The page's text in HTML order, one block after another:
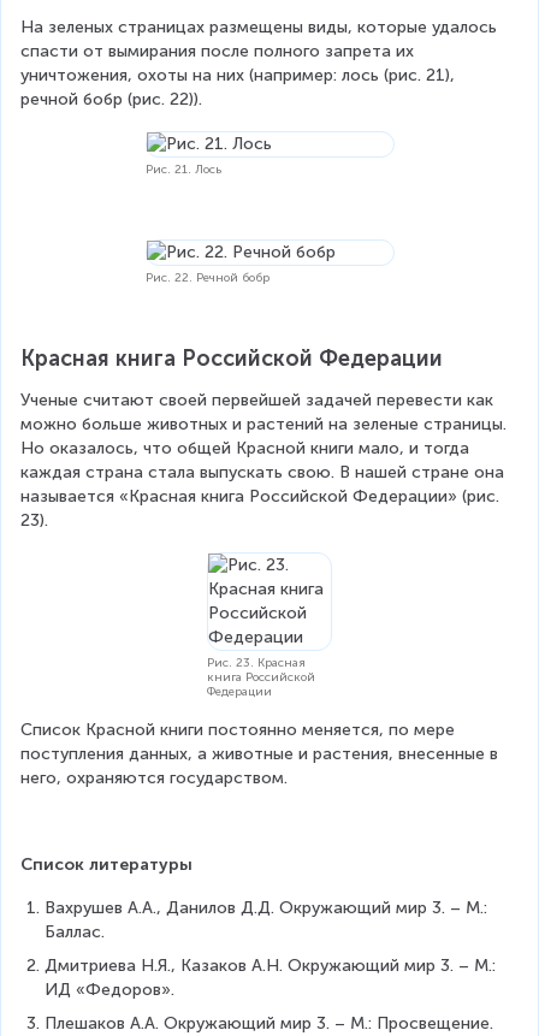
На зеленых страницах размещены виды, которые удалось
спасти от вымирания после полного запрета их
уничтожения, охоты на них (например: лось (рис. 21),
речной бобр (рис. 22)).
Рис. 21. Лось
Рис. 22. Речной бобр
Красная книга Российской Федерации
Ученые считают своей первейшей задачей перевести как
можно больше животных и растений на зеленые страницы.
Но оказалось, что общей Красной книги мало, и тогда
каждая страна стала выпускать свою. В нашей стране она
называется «Красная книга Российской Федерации» (рис.
23).
Рис. 23. Красная
книга Российской
Федерации
Список Красной книги постоянно меняется, по мере
поступления данных, а животные и растения, внесенные в
него, охраняются государством.
Список литературы
Вахрушев А.А., Данилов Д.Д. Окружающий мир 3. – М.:
Баллас.
Дмитриева Н.Я., Казаков А.Н. Окружающий мир 3. – М.:
ИД «Федоров».
Плешаков А.А. Окружающий мир 3. – М.: Просвещение.